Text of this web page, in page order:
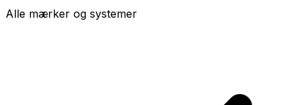
Alle mærker og systemer